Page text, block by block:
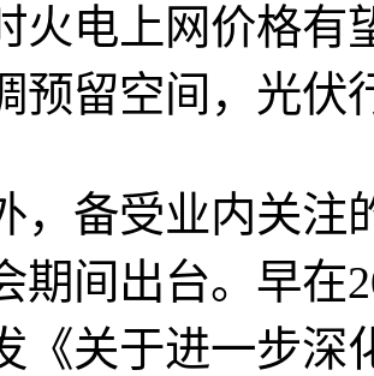
火电上网价格有
预留空间，光伏
备受业内关注
期间出台。早在
《关于进一步深